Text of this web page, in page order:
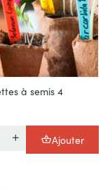
à semis 4
Ajouter